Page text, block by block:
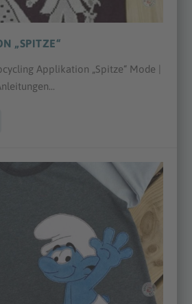
„SPITZE“
Applikation „Spitze“ Mode |